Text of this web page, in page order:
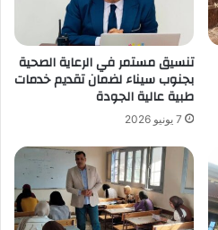
تنسيق مستمر في الرعاية الصحية
بجنوب سيناء لضمان تقديم خدمات
طبية عالية الجودة
7 يونيو 2026